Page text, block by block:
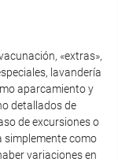
«extras»,
lavandería
aparcamiento y
detallados de
de excursiones o
simplemente como
variaciones en